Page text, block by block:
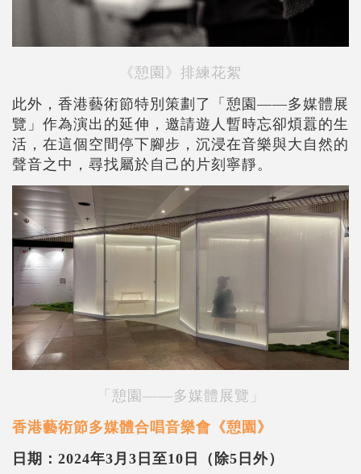
《憩園》排練花絮
此外，香港藝術節特別策劃了「憩園——多媒體展
覽」作為演出的延伸，邀請遊人暫時忘卻煩囂的生
活，在這個空間停下腳步，沉浸在音樂與大自然的
聲音之中，尋找屬於自己的片刻寧靜。
「憩園——多媒體展覽」
香港藝術節多媒體合唱音樂會《憩園》
日期：2024年3月3日至10日（除5日外）